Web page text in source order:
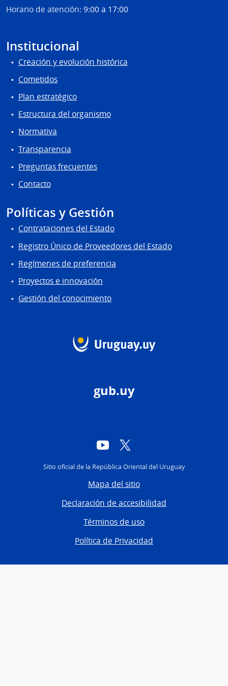
Horario de atención: 9:00 a 17:00
Institucional
Creación y evolución histórica
Cometidos
Plan estratégico
Estructura del organismo
Normativa
Transparencia
Preguntas frecuentes
Contacto
Políticas y Gestión
Contrataciones del Estado
Registro Único de Proveedores del Estado
Regímenes de preferencia
Proyectos e innovación
Gestión del conocimiento
gub.uy
YouTube
Sitio oficial de la República Oriental del Uruguay
Mapa del sitio
Declaración de accesibilidad
Términos de uso
Política de Privacidad